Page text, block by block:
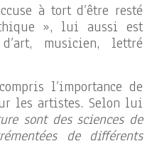
à tort d’être resté
», lui aussi est
musicien, lettré
l’importance de
les artistes. Selon lui
sont des sciences de
de différents